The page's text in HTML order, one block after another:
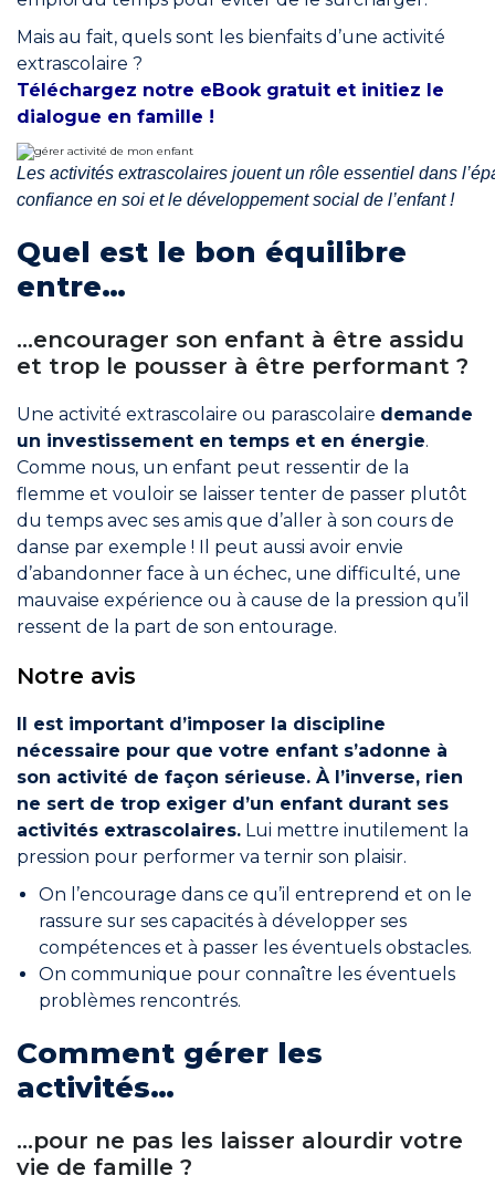
Mais au fait, quels sont les bienfaits d’une activité
extrascolaire ?
Téléchargez notre eBook gratuit et initiez le
dialogue en famille !
Les activités extrascolaires jouent un rôle essentiel dans
confiance en soi et le développement social de l’enfant !
Quel est le bon équilibre
entre…
…encourager son enfant à être assidu
et trop le pousser à être performant ?
Une activité extrascolaire ou parascolaire demande
un investissement en temps et en énergie.
Comme nous, un enfant peut ressentir de la
flemme et vouloir se laisser tenter de passer plutôt
du temps avec ses amis que d’aller à son cours de
danse par exemple ! Il peut aussi avoir envie
d’abandonner face à un échec, une difficulté, une
mauvaise expérience ou à cause de la pression qu’il
ressent de la part de son entourage.
Notre avis
Il est important d’imposer la discipline
nécessaire pour que votre enfant s’adonne à
son activité de façon sérieuse. À l’inverse, rien
ne sert de trop exiger d’un enfant durant ses
activités extrascolaires. Lui mettre inutilement la
pression pour performer va ternir son plaisir.
On l’encourage dans ce qu’il entreprend et on le
rassure sur ses capacités à développer ses
compétences et à passer les éventuels obstacles.
On communique pour connaître les éventuels
problèmes rencontrés.
Comment gérer les
activités…
…pour ne pas les laisser alourdir votre
vie de famille ?